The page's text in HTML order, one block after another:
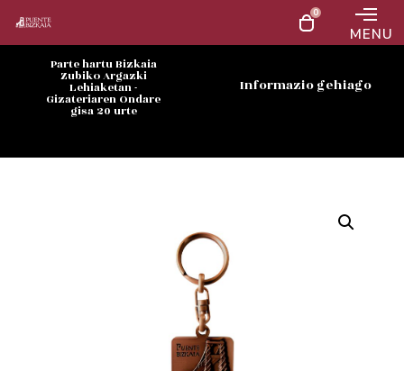
0
MENU
Parte hartu Bizkaia
Zubiko Argazki
Lehiaketan -
Gizateriaren Ondare
gisa 20 urte
Informazio gehiago